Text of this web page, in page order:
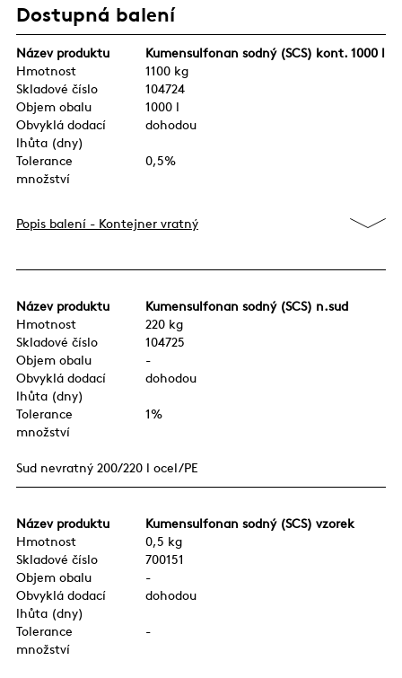
Dostupná balení
Název produktu
Kumensulfonan sodný (SCS) kont. 1000 l
Hmotnost
1100 kg
Skladové číslo
104724
Objem obalu
1000 l
Obvyklá dodací
lhůta (dny)
dohodou
Tolerance
množství
0,5%
Popis balení - Kontejner vratný
Název produktu
Kumensulfonan sodný (SCS) n.sud
Hmotnost
220 kg
Skladové číslo
104725
Objem obalu
-
Obvyklá dodací
lhůta (dny)
dohodou
Tolerance
množství
1%
Sud nevratný 200/220 l ocel/PE
Název produktu
Kumensulfonan sodný (SCS) vzorek
Hmotnost
0,5 kg
Skladové číslo
700151
Objem obalu
-
Obvyklá dodací
lhůta (dny)
dohodou
Tolerance
množství
-